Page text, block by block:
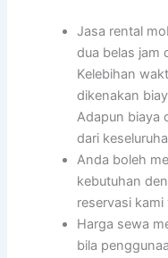
Jasa rental
dua belas jam
Kelebihan
dikenakan
Adapun biaya
dari
Anda boleh
kebutuhan
reservasi
Harga sewa
bila